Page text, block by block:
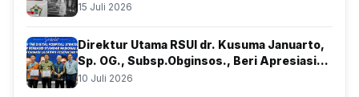
15 Juli 2026
Direktur Utama RSUI dr. Kusuma Januarto,
Sp. OG., Subsp.Obginsos., Beri Apresiasi
Atas Kolaborasi Bersama BSSN
10 Juli 2026